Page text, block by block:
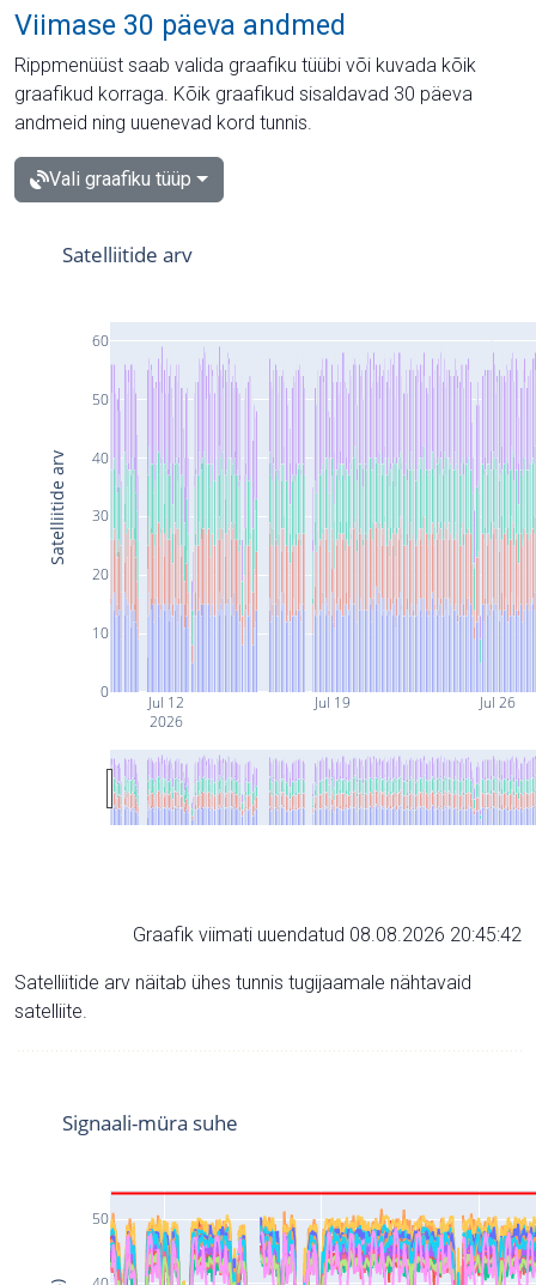
Viimase 30 päeva andmed
Rippmenüüst saab valida graafiku tüübi või kuvada kõik
graafikud korraga. Kõik graafikud sisaldavad 30 päeva
andmeid ning uuenevad kord tunnis.
Vali graafiku tüüp
Jul 12
2026
Jul 19 Jul 26
0
10
20
30
40
50
60
Satelliitide arv
Satelliitide arv
Graafik viimati uuendatud 08.08.2026 20:45:42
Satelliitide arv näitab ühes tunnis tugijaamale nähtavaid
satelliite.
50
Signaali-müra suhe